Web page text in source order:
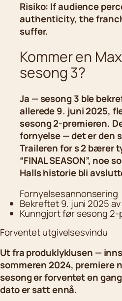
Risiko: If audience
authenticity, the
suffer.
Kommer en
sesong 3?
Ja — sesong 3 ble
allerede 9. juni 2025,
sesong 2-premieren.
fornyelse — det er den
Traileren for s 2 bærer
“FINAL SEASON”, noe
Halls historie bli
Fornyelsesannonsering
Bekreftet 9. juni 2025
Kunngjort før sesong
Forventet utgivelsesvindu
Ut fra produklyklusen —
sommeren 2024, premiere
sesong er forventet en
dato er satt ennå.